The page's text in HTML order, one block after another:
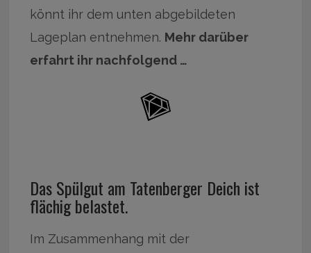
könnt ihr dem unten abgebildeten
Lageplan entnehmen. Mehr darüber
erfahrt ihr nachfolgend …
Das Spülgut am Tatenberger Deich ist
flächig belastet.
Im Zusammenhang mit der